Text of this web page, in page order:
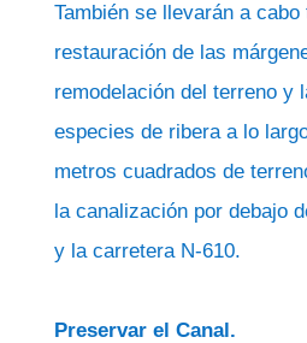
También se llevarán a cabo
restauración de las
remodelación del terreno y
especies de ribera a lo
metros cuadrados de
la canalización por debajo
y la carretera N-610.
Preservar el Canal.